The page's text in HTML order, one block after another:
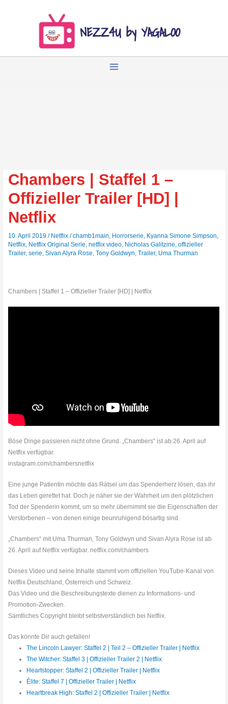
Chambers | Staffel 1 –
Offizieller Trailer [HD] |
Netflix
10. April 2019/ Netflix /chamb1main Horrorserie Kyanna Simone Simpson
Netflix Netflix Original Serie ,netflix video Nicholas Galitzine ,offizieller
Trailer,serie ,Sivan Alyra Rose ,Tony Goldwyn ,Trailer, Uma Thurman
Chambers | Staffel 1 – Offizieller Trailer [HD] | Netflix
Böse Dinge passieren nicht ohne Grund. „Chambers“ ist ab 26. April auf
Netflix verfügbar.
instagram.com/chambersnetflix
Eine junge Patientin möchte das Rätsel um das Spenderherz lösen, das ihr
das Leben gerettet hat. Doch je näher sie der Wahrheit um den plötzlichen
Tod der Spenderin kommt, um so mehr übernimmt sie die Eigenschaften der
Verstorbenen – von denen einige beunruhigend bösartig sind.
„Chambers“ mit Uma Thurman, Tony Goldwyn und Sivan Alyra Rose ist ab
26. April auf Netflix verfügbar. netflix.com/chambers
Dieses Video und seine Inhalte stammt vom offiziellen YouTube-Kanal von
Netflix Deutschland, Österreich und Schweiz.
Das Video und die Beschreibungstexte dienen zu Informations- und
Promotion-Zwecken.
Sämtliches Copyright bleibt selbstverständlich bei Netflix.
Das könnte Dir auch gefallen!
The Lincoln Lawyer: Staffel 2 | Teil 2 – Offizieller Trailer | Netflix
The Witcher: Staffel 3 | Offizieller Trailer 2 | Netflix
Heartstopper: Staffel 2 | Offizieller Trailer | Netflix
Élite: Staffel 7 | Offizieller Trailer | Netflix
Heartbreak High: Staffel 2 | Offizieller Trailer | Netflix